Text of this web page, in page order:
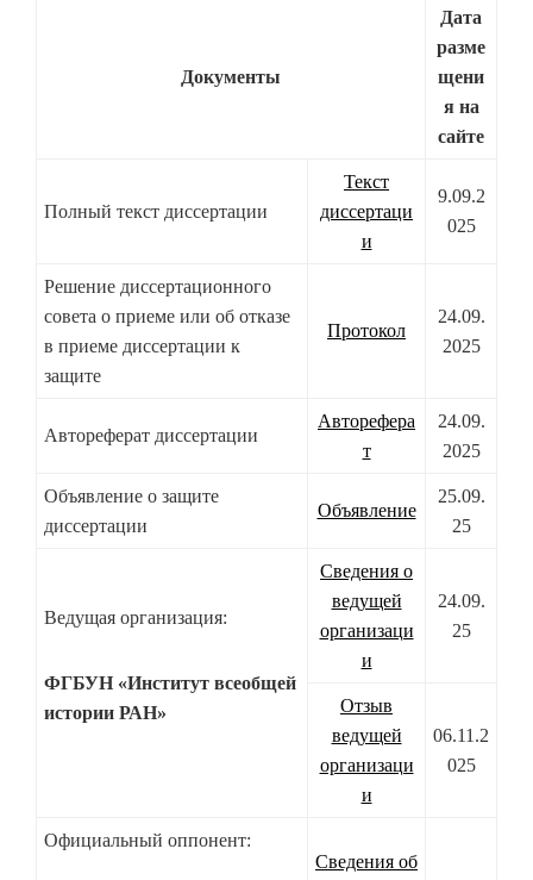
Документы
Дата
разме
щени
я на
сайте
Полный текст диссертации
Текст
диссертаци
и
9.09.2
025
Решение диссертационного
совета о приеме или об отказе
в приеме диссертации к
защите
Протокол
24.09.
2025
Автореферат диссертации
Авторефера
т
24.09.
2025
Объявление о защите
диссертации
Объявление
25.09.
25
Ведущая организация:
ФГБУН «Институт всеобщей
истории РАН»
Сведения о
ведущей
организаци
и
24.09.
25
Отзыв
ведущей
организаци
и
06.11.2
025
Официальный оппонент:
Сведения об